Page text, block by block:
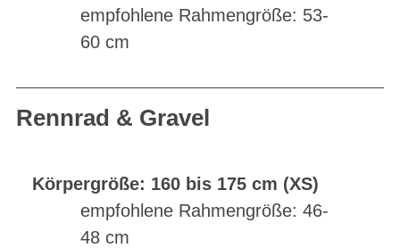
empfohlene Rahmengröße: 53-
60 cm
Rennrad & Gravel
Körpergröße: 160 bis 175 cm (XS)
empfohlene Rahmengröße: 46-
48 cm